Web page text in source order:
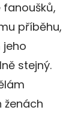
příběhu,
stejný.
ženách